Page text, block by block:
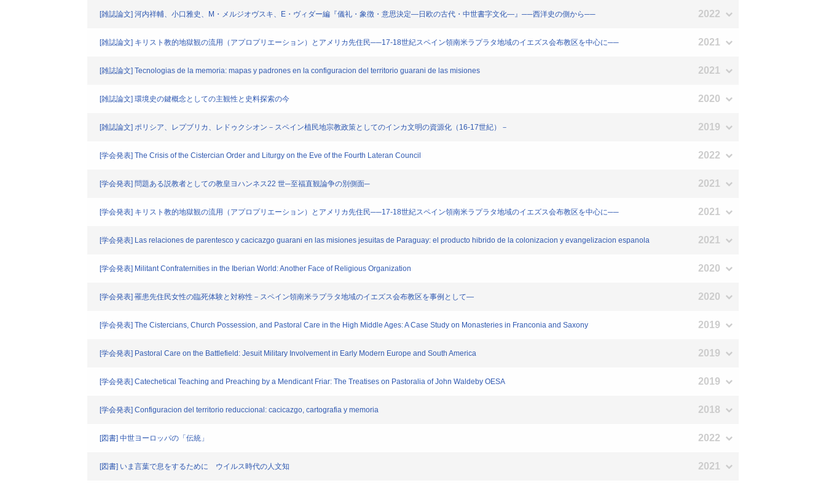
[雑誌論文] 河内祥輔、小口雅史、M・メルジオヴスキ、E・ヴィダー編『儀礼・象徴・意思決定―日欧の古代・中世書字文化―』──西洋史の側から── 2022
[雑誌論文] キリスト教的地獄観の流用（アプロプリエーション）とアメリカ先住民──17-18世紀スペイン領南米ラプラタ地域のイエズス会布教区を中心に── 2021
[雑誌論文] Tecnologias de la memoria: mapas y padrones en la configuracion del territorio guarani de las misiones 2021
[雑誌論文] 環境史の鍵概念としての主観性と史料探索の今 2020
[雑誌論文] ポリシア、レプブリカ、レドゥクシオン－スペイン植民地宗教政策としてのインカ文明の資源化（16-17世紀）－ 2019
[学会発表] The Crisis of the Cistercian Order and Liturgy on the Eve of the Fourth Lateran Council 2022
[学会発表] 問題ある説教者としての教皇ヨハンネス22 世─至福直観論争の別側面─ 2021
[学会発表] キリスト教的地獄観の流用（アプロプリエーション）とアメリカ先住民──17-18世紀スペイン領南米ラプラタ地域のイエズス会布教区を中心に── 2021
[学会発表] Las relaciones de parentesco y cacicazgo guarani en las misiones jesuitas de Paraguay: el producto hibrido de la colonizacion y evangelizacion espanola 2021
[学会発表] Militant Confraternities in the Iberian World: Another Face of Religious Organization 2020
[学会発表] 罹患先住民女性の臨死体験と対称性－スペイン領南米ラプラタ地域のイエズス会布教区を事例として― 2020
[学会発表] The Cistercians, Church Possession, and Pastoral Care in the High Middle Ages: A Case Study on Monasteries in Franconia and Saxony 2019
[学会発表] Pastoral Care on the Battlefield: Jesuit Military Involvement in Early Modern Europe and South America 2019
[学会発表] Catechetical Teaching and Preaching by a Mendicant Friar: The Treatises on Pastoralia of John Waldeby OESA 2019
[学会発表] Configuracion del territorio reduccional: cacicazgo, cartografia y memoria 2018
[図書] 中世ヨーロッパの「伝統」 2022
[図書] いま言葉で息をするために ウイルス時代の人文知 2021